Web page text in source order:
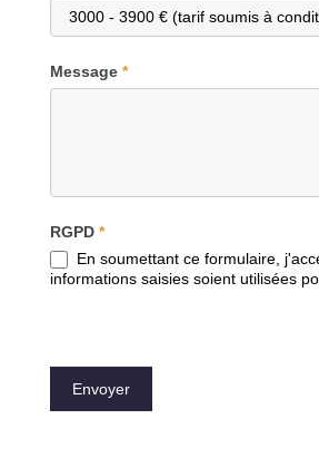
Message *
RGPD *
En soumettant ce formulaire,
informations saisies soient utilisées
Envoyer